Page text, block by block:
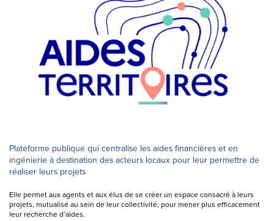
Plateforme publique qui centralise les aides financières et en
ingénierie à destination des acteurs locaux pour leur permettre de
réaliser leurs projets
Elle permet aux agents et aux élus de se créer un espace consacré à leurs
projets, mutualisé au sein de leur collectivité, pour mener plus efficacement
leur recherche d’aides.